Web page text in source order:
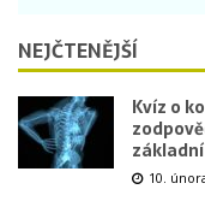
NEJČTENĚJŠÍ
Kvíz o
10.